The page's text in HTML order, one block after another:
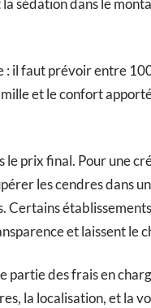
sédation dans le
: il faut prévoir entre
et le confort
prix final. Pour une
les cendres dans
Certains
et laissent le
partie des frais en
la localisation, et la